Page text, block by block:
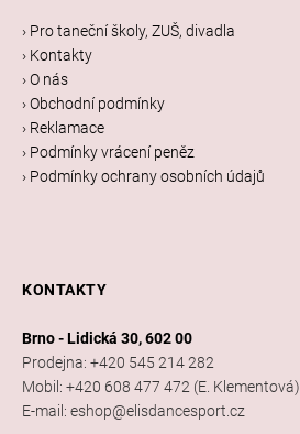
› Pro taneční školy, ZUŠ, divadla
› Kontakty
› O nás
› Obchodní podmínky
› Reklamace
› Podmínky vrácení peněz
› Podmínky ochrany osobních údajů
KONTAKTY
Brno - Lidická 30, 602 00
Prodejna: +420 545 214 282
Mobil: +420 608 477 472 (E. Klementová)
E-mail: eshop@elisdancesport.cz